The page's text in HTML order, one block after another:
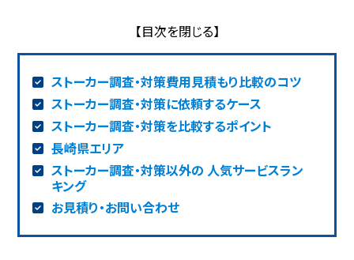
ストーカー調査・対策費用見積もり比較のコツ
ストーカー調査・対策に依頼するケース
ストーカー調査・対策を比較するポイント
長崎県エリア
ストーカー調査・対策以外の 人気サービスラン
キング
お見積り・お問い合わせ